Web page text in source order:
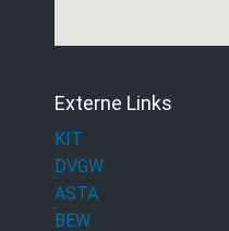
Externe Links
KIT
DVGW
ASTA
BEW